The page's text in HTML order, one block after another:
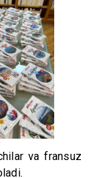
va fransuz